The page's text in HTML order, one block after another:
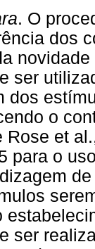
. O
dos
ser
dos
o
Rose et
para o
ser